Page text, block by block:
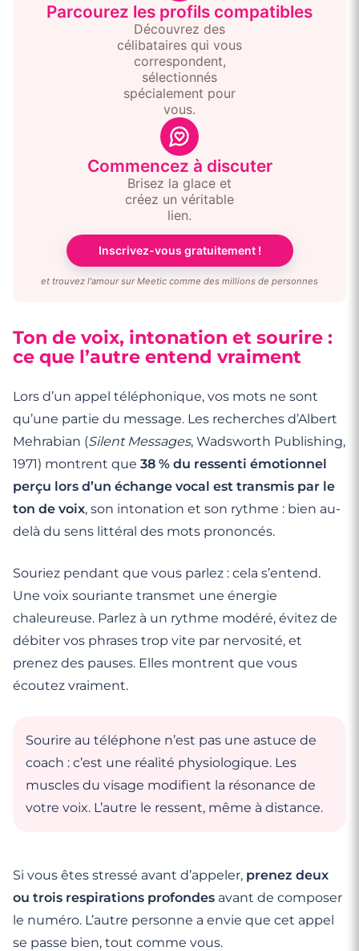
Parcourez les profils compatibles
Découvrez des
célibataires qui vous
correspondent,
sélectionnés
spécialement pour
vous.
Commencez à discuter
Brisez la glace et
créez un véritable
lien.
Inscrivez-vous gratuitement !
et trouvez l'amour sur Meetic comme des millions de personnes
Ton de voix, intonation et sourire :
ce que l’autre entend vraiment
Lors d’un appel téléphonique, vos mots ne sont
qu’une partie du message. Les recherches d’Albert
Mehrabian (Silent Messages, Wadsworth Publishing,
1971) montrent que 38 % du ressenti émotionnel
perçu lors d’un échange vocal est transmis par le
ton de voix, son intonation et son rythme : bien au-
delà du sens littéral des mots prononcés.
Souriez pendant que vous parlez : cela s’entend.
Une voix souriante transmet une énergie
chaleureuse. Parlez à un rythme modéré, évitez de
débiter vos phrases trop vite par nervosité, et
prenez des pauses. Elles montrent que vous
écoutez vraiment.
Sourire au téléphone n’est pas une astuce de
coach : c’est une réalité physiologique. Les
muscles du visage modifient la résonance de
votre voix. L’autre le ressent, même à distance.
Si vous êtes stressé avant d’appeler, prenez deux
ou trois respirations profondes avant de composer
le numéro. L’autre personne a envie que cet appel
se passe bien, tout comme vous.